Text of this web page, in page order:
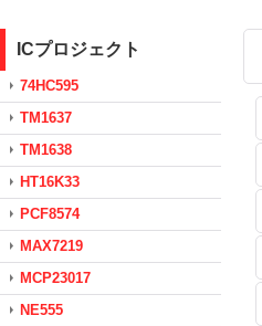
ICプロジェクト
74HC595
TM1637
TM1638
HT16K33
PCF8574
MAX7219
MCP23017
NE555